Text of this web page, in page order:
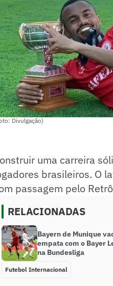
Divulgação)
uma carreira
brasileiros. O
passagem pelo
RELACIONADAS
Bayern de Munique
empata com o Bayer
na Bundesliga
Futebol Internacional